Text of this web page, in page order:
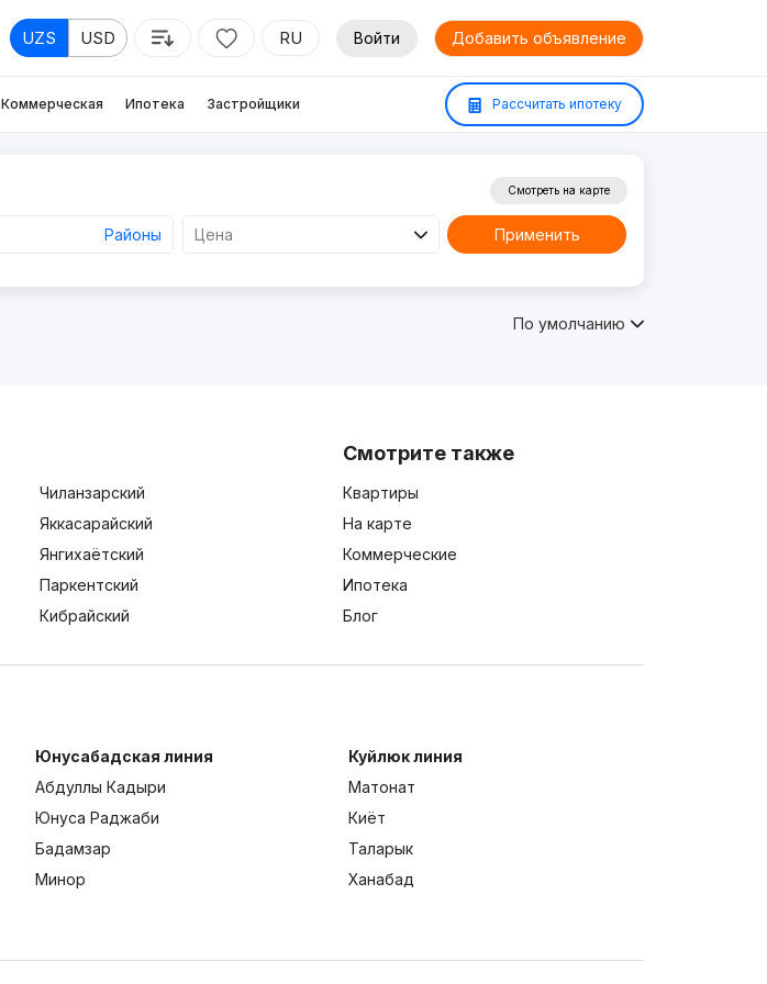
UZS USD RU Войти Добавить объявление
Коммерческая Ипотека Застройщики Рассчитать ипотеку
Районы Цена
Смотреть на карте
Применить
По умолчанию
Чиланзарский
Яккасарайский
Янгихаётский
Паркентский
Кибрайский
Смотрите также
Квартиры
На карте
Коммерческие
Ипотека
Блог
Юнусабадская линия
Абдуллы Кадыри
Юнуса Раджаби
Бадамзар
Минор
Куйлюк линия
Матонат
Киёт
Таларык
Ханабад